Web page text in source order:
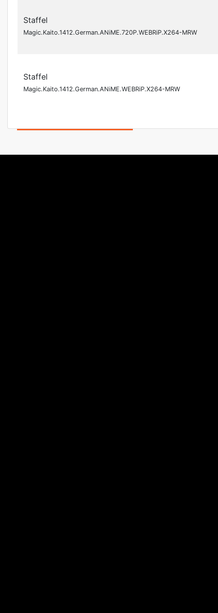
Staffel
Magic.Kaito.1412.German.ANiME.720P.WEBRiP.X264-MRW
Staffel
Magic.Kaito.1412.German.ANiME.WEBRiP.X264-MRW